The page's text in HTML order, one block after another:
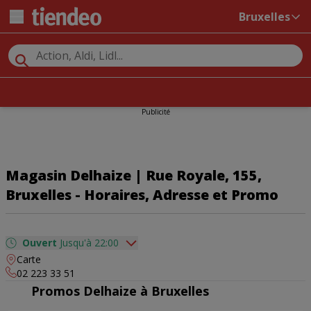
Bruxelles
Publicité
Magasin Delhaize | Rue Royale, 155,
Bruxelles - Horaires, Adresse et Promo
Ouvert Jusqu'à 22:00
dimanche
lundi
Carte
02 223 33 51
Promos Delhaize à Bruxelles